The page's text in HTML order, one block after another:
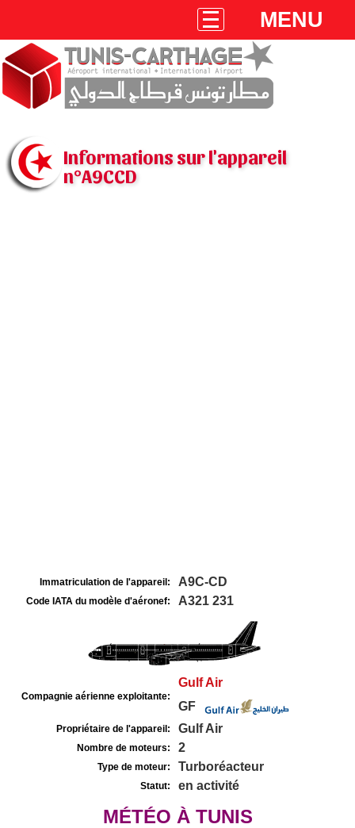
MENU
Informations sur l'appareil
n°A9CCD
Immatriculation de l'appareil: A9C-CD
Code IATA du modèle d'aéronef: A321 231
Compagnie aérienne exploitante:
Gulf Air
GF
Propriétaire de l'appareil: Gulf Air
Nombre de moteurs: 2
Type de moteur: Turboréacteur
Statut: en activité
MÉTÉO À TUNIS